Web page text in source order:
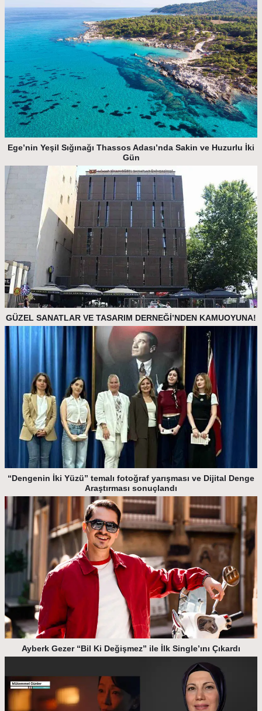
Ege’nin Yeşil Sığınağı Thassos Adası’nda Sakin ve Huzurlu İki
Gün
GÜZEL SANATLAR VE TASARIM DERNEĞİ’NDEN KAMUOYUNA!
“Dengenin İki Yüzü” temalı fotoğraf yarışması ve Dijital Denge
Araştırması sonuçlandı
Ayberk Gezer “Bil Ki Değişmez” ile İlk Single’ını Çıkardı